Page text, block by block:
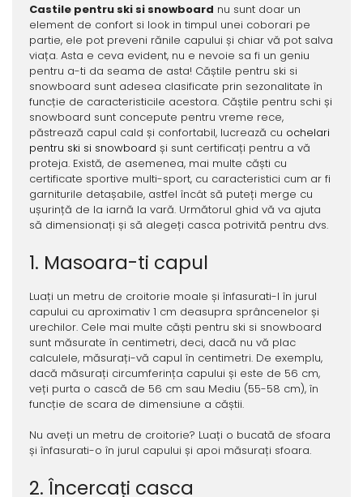
Castile pentru ski si snowboard nu sunt doar un
element de confort si look in timpul unei coborari pe
partie, ele pot preveni rănile capului și chiar vă pot salva
viața. Asta e ceva evident, nu e nevoie sa fi un geniu
pentru a-ti da seama de asta! Căștile pentru ski si
snowboard sunt adesea clasificate prin sezonalitate în
funcție de caracteristicile acestora. Căștile pentru schi și
snowboard sunt concepute pentru vreme rece,
păstrează capul cald și confortabil, lucrează cu ochelari
pentru ski si snowboard și sunt certificați pentru a vă
proteja. Există, de asemenea, mai multe căști cu
certificate sportive multi-sport, cu caracteristici cum ar fi
garniturile detașabile, astfel încât să puteți merge cu
ușurință de la iarnă la vară. Următorul ghid vă va ajuta
să dimensionați și să alegeți casca potrivită pentru dvs.
1. Masoara-ti capul
Luați un metru de croitorie moale și înfasurati-l în jurul
capului cu aproximativ 1 cm deasupra sprâncenelor și
urechilor. Cele mai multe căști pentru ski si snowboard
sunt măsurate în centimetri, deci, dacă nu vă plac
calculele, măsurați-vă capul în centimetri. De exemplu,
dacă măsurați circumferința capului și este de 56 cm,
veți purta o cască de 56 cm sau Mediu (55-58 cm), în
funcție de scara de dimensiune a căștii.
Nu aveți un metru de croitorie? Luați o bucată de sfoara
și înfasurati-o în jurul capului și apoi măsurați sfoara.
2. Încercați casca